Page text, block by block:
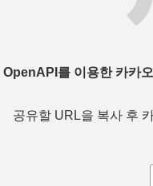
OpenAPI를 이용한 카카
공유할 URL을 복사 후